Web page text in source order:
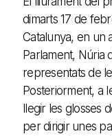
dimarts 17 de
Catalunya, en un
Parlament, Núria
representats de
Posteriorment, a
llegir les glosses
per dirigir unes